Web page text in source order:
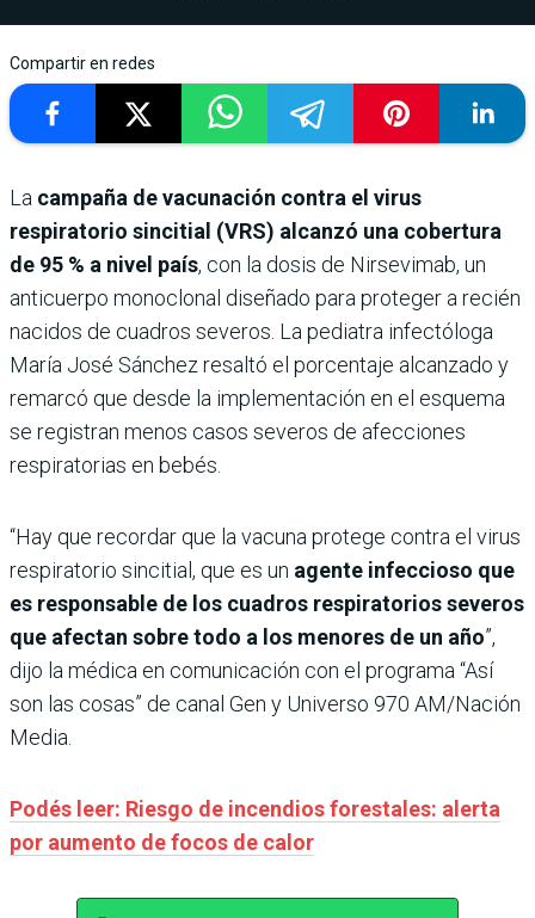
Compartir en redes
La campaña de vacunación contra el virus
respiratorio sincitial (VRS) alcanzó una cobertura
de 95 % a nivel país, con la dosis de Nirsevimab, un
anticuerpo monoclonal diseñado para proteger a recién
nacidos de cuadros severos. La pediatra infectóloga
María José Sánchez resaltó el porcentaje alcanzado y
remarcó que desde la implementación en el esquema
se registran menos casos severos de afecciones
respiratorias en bebés.
“Hay que recordar que la vacuna protege contra el virus
respiratorio sincitial, que es un agente infeccioso que
es responsable de los cuadros respiratorios severos
que afectan sobre todo a los menores de un año”,
dijo la médica en comunicación con el programa “Así
son las cosas” de canal Gen y Universo 970 AM/Nación
Media.
Podés leer: Riesgo de incendios forestales: alerta
por aumento de focos de calor